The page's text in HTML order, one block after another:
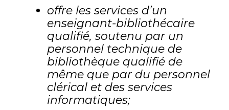
offre les services d’un
enseignant-bibliothécaire
qualifié, soutenu par un
personnel technique de
bibliothèque qualifié de
même que par du personnel
clérical et des services
informatiques;